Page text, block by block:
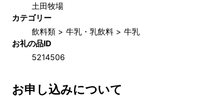
土田牧場
カテゴリー
飲料類 > 牛乳・乳飲料 > 牛乳
お礼の品ID
5214506
お申し込みについて